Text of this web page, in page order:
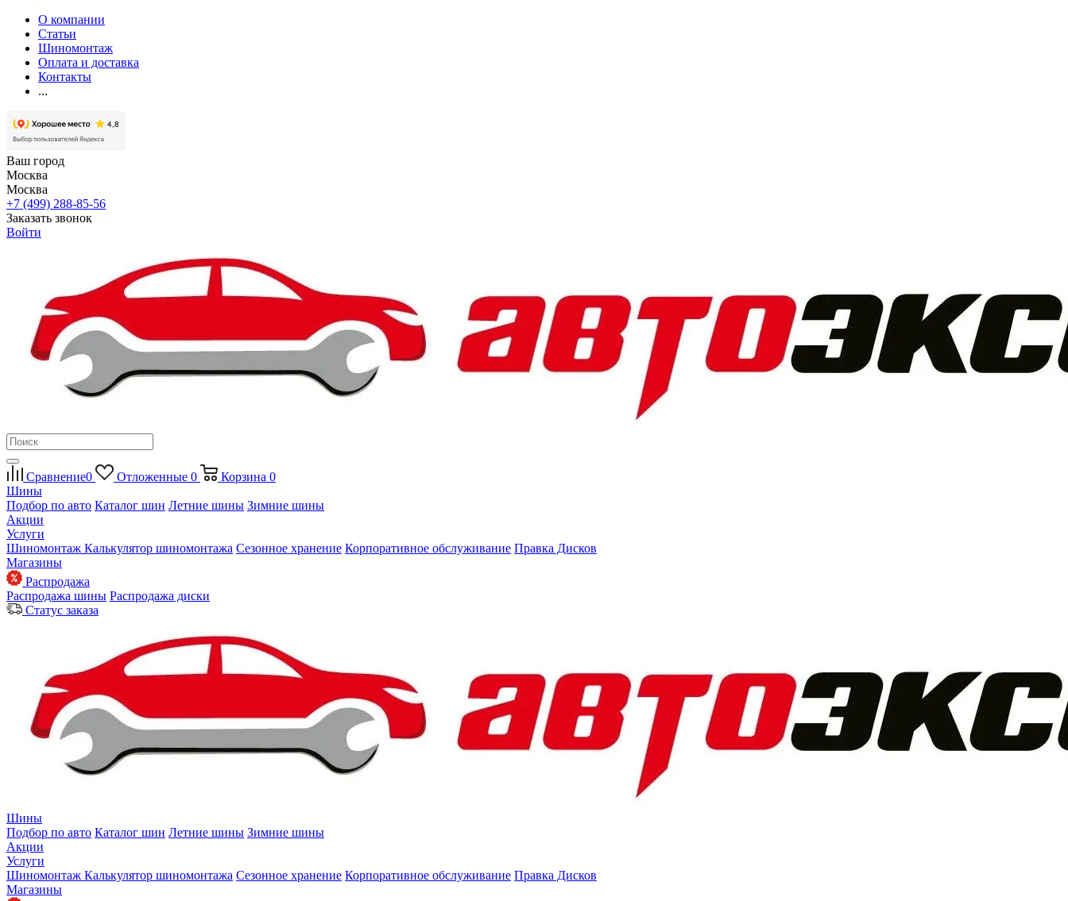
О компании
Статьи
Шиномонтаж
Оплата и доставка
Контакты
...
Ваш город
Москва
Москва
+7 (499) 288-85-56
Заказать звонок
Войти
Сравнение0 Отложенные 0 Корзина 0
Шины
Подбор по авто Каталог шин Летние шины Зимние шины
Акции
Услуги
Шиномонтаж Калькулятор шиномонтажа Сезонное хранение Корпоративное обслуживание Правка Дисков
Магазины
Распродажа
Распродажа шины Распродажа диски
Статус заказа
Шины
Подбор по авто Каталог шин Летние шины Зимние шины
Акции
Услуги
Шиномонтаж Калькулятор шиномонтажа Сезонное хранение Корпоративное обслуживание Правка Дисков
Магазины